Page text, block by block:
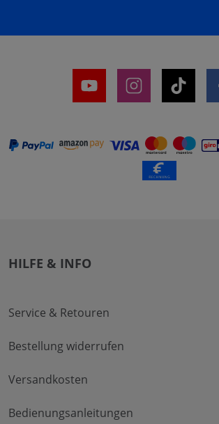
HILFE & INFO
Service & Retouren
Bestellung widerrufen
Versandkosten
Bedienungsanleitungen